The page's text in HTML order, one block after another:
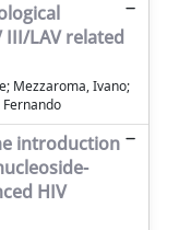
LAV related
Mezzaroma, Ivano;
Fernando
introduction
HIV